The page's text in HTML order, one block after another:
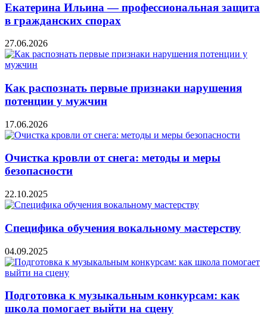
Екатерина Ильина — профессиональная защита
в гражданских спорах
27.06.2026
Как распознать первые признаки нарушения
потенции у мужчин
17.06.2026
Очистка кровли от снега: методы и меры
безопасности
22.10.2025
Специфика обучения вокальному мастерству
04.09.2025
Подготовка к музыкальным конкурсам: как
школа помогает выйти на сцену